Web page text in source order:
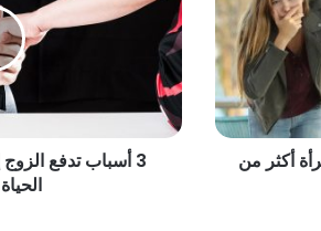
أكثر من
3 أسباب تدفع